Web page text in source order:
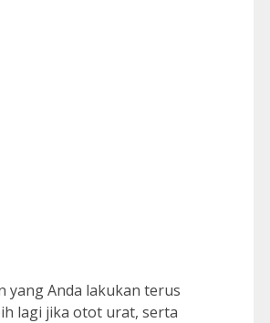
yang Anda lakukan terus
lagi jika otot urat, serta